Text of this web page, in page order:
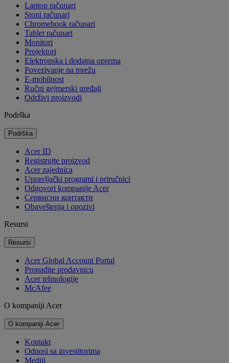
Laptop računari
Stoni računari
Chromebook računari
Tablet računari
Monitori
Projektori
Elektronska i dodatna oprema
Povezivanje na mrežu
E-mobilnost
Ručni gejmerski uređaji
Održivi proizvodi
Podrška
Podrška
Acer ID
Registrujte proizvod
Acer zajednica
Upravljački programi i priručnici
Odgovori kompanije Acer
Cервисни контакти
Obaveštenja i opozivi
Resursi
Resursi
Acer Global Account Portal
Pronađite prodavnicu
Acer tehnologije
McAfee
O kompaniji Acer
O kompaniji Acer
Kontakt
Odnosi sa investitorima
Mediji